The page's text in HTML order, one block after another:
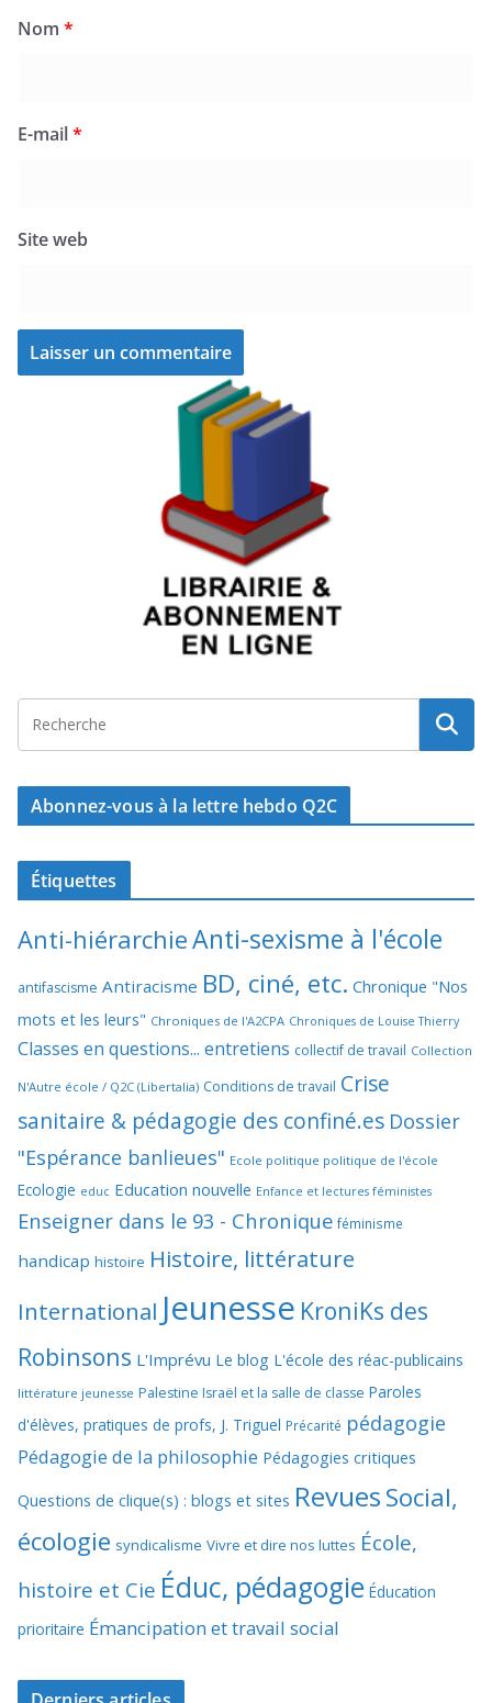
Nom *
E-mail*
Site web
Abonnez-vous à la lettre hebdo Q2C
Étiquettes
Anti-hiérarchieAnti-sexisme à l'école
antifascisme Antiracisme BD, ciné, etc. Chronique "Nos
mots et les leurs" Chroniques de l'A2CPA Chroniques de Louise Thierry
Classes en questions... entretiens collectif de travail Collection
N'Autre école / Q2C (Libertalia) Conditions de travail Crise
sanitaire & pédagogie des confiné.es Dossier
"Espérance banlieues" Ecole politique politique de l'école
Ecologie educ Education nouvelle Enfance et lectures féministes
Enseigner dans le 93 - Chronique féminisme
handicap histoire Histoire, littérature
International Jeunesse KroniKs des
Robinsons L'Imprévu Le blog L'école des réac-publicains
littérature jeunesse Palestine Israël et la salle de classe Paroles
d'élèves, pratiques de profs, J. Triguel Précarité pédagogie
Pédagogie de la philosophie Pédagogies critiques
Questions de clique(s) : blogs et sites RevuesSocial,
écologie syndicalisme Vivre et dire nos luttes École,
histoire et Cie Éduc, pédagogie Éducation
prioritaire Émancipation et travail social